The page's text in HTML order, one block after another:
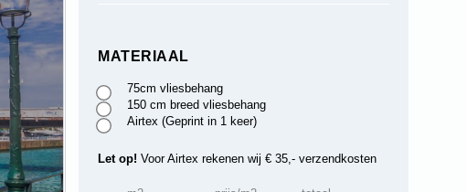
MATERIAAL
75cm vliesbehang
150 cm breed vliesbehang
Airtex (Geprint in 1 keer)
Let op! Voor Airtex rekenen wij € 35,- verzendkosten